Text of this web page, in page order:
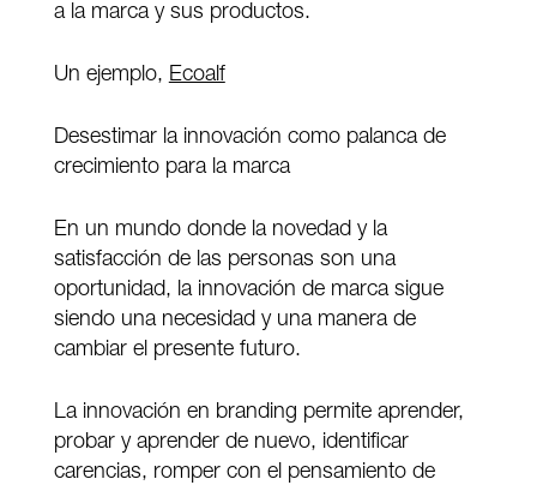
a la marca y sus productos.
Un ejemplo, Ecoalf
Desestimar la innovación como palanca de
crecimiento para la marca
En un mundo donde la novedad y la
satisfacción de las personas son una
oportunidad, la innovación de marca sigue
siendo una necesidad y una manera de
cambiar el presente futuro.
La innovación en branding permite aprender,
probar y aprender de nuevo, identificar
carencias, romper con el pensamiento de